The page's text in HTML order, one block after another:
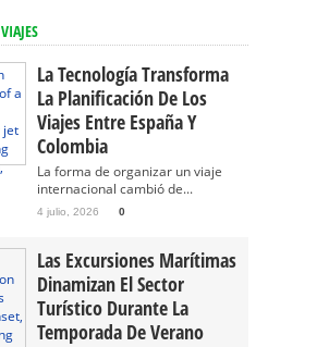
La Tecnología Transforma
La Planificación De Los
Viajes Entre España Y
Colombia
La forma de organizar un viaje
internacional cambió de...
4 julio, 2026 0
Las Excursiones Marítimas
Dinamizan El Sector
Turístico Durante La
Temporada De Verano